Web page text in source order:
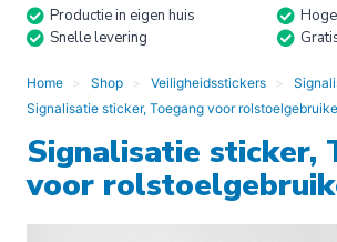
Productie in eigen huis
Snelle levering
Home Shop Veiligheidsstickers
Signalisatie sticker, Toegang voor
Signalisatie sticker,
voor